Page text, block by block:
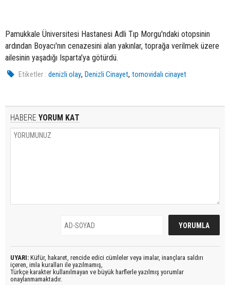
Pamukkale Üniversitesi Hastanesi Adli Tıp Morgu'ndaki otopsinin
ardından Boyacı'nın cenazesini alan yakınlar, toprağa verilmek üzere
ailesinin yaşadığı Isparta'ya götürdü.
Etiketler : denizli olay,Denizli Cinayet,tornovidalı cinayet
HABERE YORUM KAT
UYARI: Küfür, hakaret, rencide edici cümleler veya imalar, inançlara saldırı
içeren, imla kuralları ile yazılmamış,
Türkçe karakter kullanılmayan ve büyük harflerle yazılmış yorumlar
onaylanmamaktadır.